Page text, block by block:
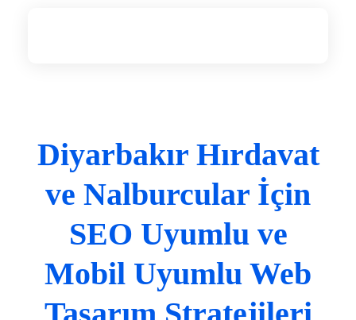
Diyarbakır Hırdavat
ve Nalburcular İçin
SEO Uyumlu ve
Mobil Uyumlu Web